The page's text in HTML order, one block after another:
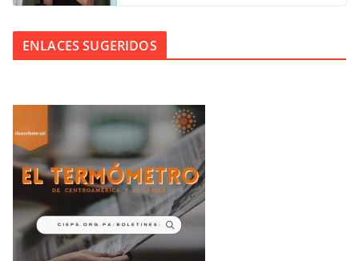
ENLACES SUGERIDOS